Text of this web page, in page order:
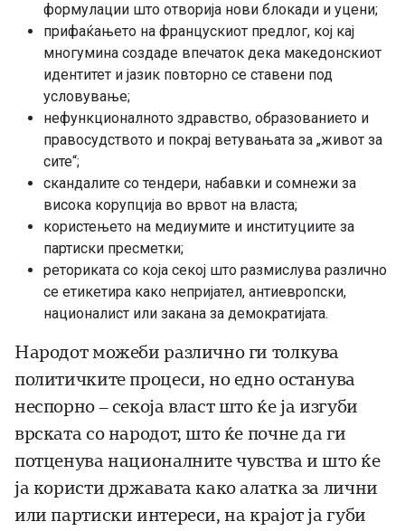
формулации што отворија нови блокади и уцени;
прифаќањето на францускиот предлог, кој кај
многумина создаде впечаток дека македонскиот
идентитет и јазик повторно се ставени под
условување;
нефункционалното здравство, образованието и
правосудството и покрај ветувањата за „живот за
сите“;
скандалите со тендери, набавки и сомнежи за
висока корупција во врвот на власта;
користењето на медиумите и институциите за
партиски пресметки;
реториката со која секој што размислува различно
се етикетира како непријател, антиевропски,
националист или закана за демократијата.
Народот можеби различно ги толкува
политичките процеси, но едно останува
неспорно – секоја власт што ќе ја изгуби
врската со народот, што ќе почне да ги
потценува националните чувства и што ќе
ја користи државата како алатка за лични
или партиски интереси, на крајот ја губи